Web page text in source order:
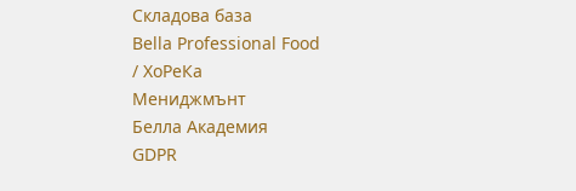
Складова база
Bella Professional Food
/ ХоРеКа
Мениджмънт
Белла Академия
GDPR